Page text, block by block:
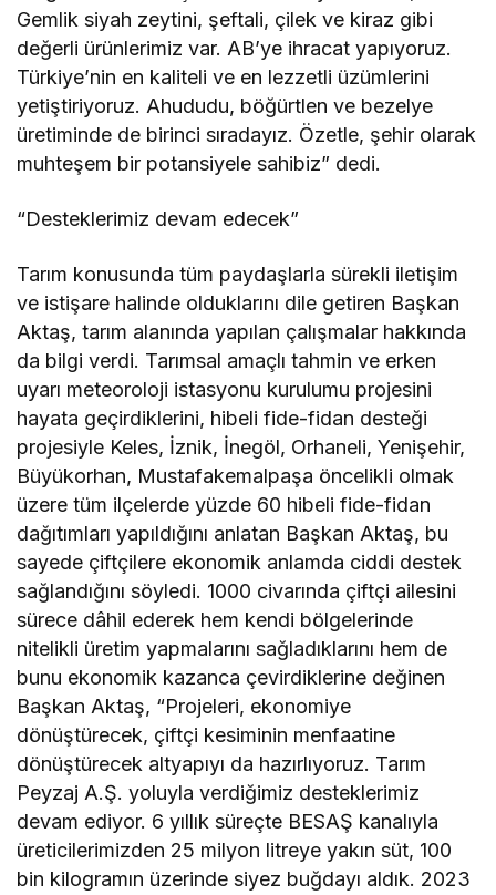
Gemlik siyah zeytini, şeftali, çilek ve kiraz gibi
değerli ürünlerimiz var. AB’ye ihracat yapıyoruz.
Türkiye’nin en kaliteli ve en lezzetli üzümlerini
yetiştiriyoruz. Ahududu, böğürtlen ve bezelye
üretiminde de birinci sıradayız. Özetle, şehir olarak
muhteşem bir potansiyele sahibiz” dedi.
“Desteklerimiz devam edecek”
Tarım konusunda tüm paydaşlarla sürekli iletişim
ve istişare halinde olduklarını dile getiren Başkan
Aktaş, tarım alanında yapılan çalışmalar hakkında
da bilgi verdi. Tarımsal amaçlı tahmin ve erken
uyarı meteoroloji istasyonu kurulumu projesini
hayata geçirdiklerini, hibeli fide-fidan desteği
projesiyle Keles, İznik, İnegöl, Orhaneli, Yenişehir,
Büyükorhan, Mustafakemalpaşa öncelikli olmak
üzere tüm ilçelerde yüzde 60 hibeli fide-fidan
dağıtımları yapıldığını anlatan Başkan Aktaş, bu
sayede çiftçilere ekonomik anlamda ciddi destek
sağlandığını söyledi. 1000 civarında çiftçi ailesini
sürece dâhil ederek hem kendi bölgelerinde
nitelikli üretim yapmalarını sağladıklarını hem de
bunu ekonomik kazanca çevirdiklerine değinen
Başkan Aktaş, “Projeleri, ekonomiye
dönüştürecek, çiftçi kesiminin menfaatine
dönüştürecek altyapıyı da hazırlıyoruz. Tarım
Peyzaj A.Ş. yoluyla verdiğimiz desteklerimiz
devam ediyor. 6 yıllık süreçte BESAŞ kanalıyla
üreticilerimizden 25 milyon litreye yakın süt, 100
bin kilogramın üzerinde siyez buğdayı aldık. 2023